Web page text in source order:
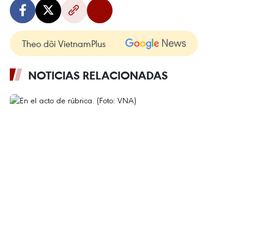
Theo dõi VietnamPlus
NOTICIAS RELACIONADAS